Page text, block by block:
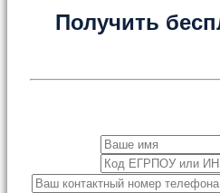
Получить